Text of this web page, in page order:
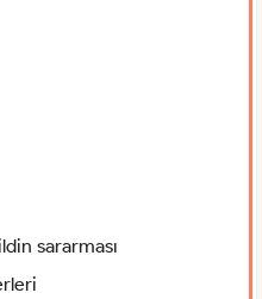
sararması